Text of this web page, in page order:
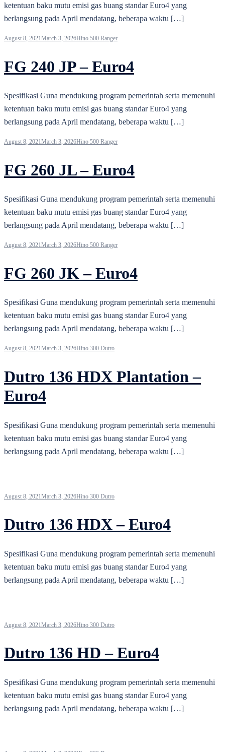
ketentuan baku mutu emisi gas buang standar Euro4 yang
berlangsung pada April mendatang, beberapa waktu […]
August 8, 2021March 3, 2026Hino 500 Ranger
FG 240 JP – Euro4
Spesifikasi Guna mendukung program pemerintah serta memenuhi
ketentuan baku mutu emisi gas buang standar Euro4 yang
berlangsung pada April mendatang, beberapa waktu […]
August 8, 2021March 3, 2026Hino 500 Ranger
FG 260 JL – Euro4
Spesifikasi Guna mendukung program pemerintah serta memenuhi
ketentuan baku mutu emisi gas buang standar Euro4 yang
berlangsung pada April mendatang, beberapa waktu […]
August 8, 2021March 3, 2026Hino 500 Ranger
FG 260 JK – Euro4
Spesifikasi Guna mendukung program pemerintah serta memenuhi
ketentuan baku mutu emisi gas buang standar Euro4 yang
berlangsung pada April mendatang, beberapa waktu […]
August 8, 2021March 3, 2026Hino 300 Dutro
Dutro 136 HDX Plantation –
Euro4
Spesifikasi Guna mendukung program pemerintah serta memenuhi
ketentuan baku mutu emisi gas buang standar Euro4 yang
berlangsung pada April mendatang, beberapa waktu […]
August 8, 2021March 3, 2026Hino 300 Dutro
Dutro 136 HDX – Euro4
Spesifikasi Guna mendukung program pemerintah serta memenuhi
ketentuan baku mutu emisi gas buang standar Euro4 yang
berlangsung pada April mendatang, beberapa waktu […]
August 8, 2021March 3, 2026Hino 300 Dutro
Dutro 136 HD – Euro4
Spesifikasi Guna mendukung program pemerintah serta memenuhi
ketentuan baku mutu emisi gas buang standar Euro4 yang
berlangsung pada April mendatang, beberapa waktu […]